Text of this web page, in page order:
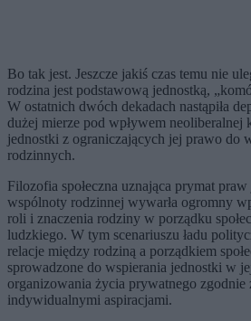
Bo tak jest. Jeszcze jakiś czas temu nie
rodzina jest podstawową jednostką,
W ostatnich dwóch dekadach nastąpiła
dużej mierze pod wpływem
jednostki z ograniczających jej prawo do
rodzinnych.
Filozofia społeczna uznająca prymat
wspólnoty rodzinnej wywarła ogromny
roli i znaczenia rodziny w porządku
ludzkiego. W tym scenariuszu ładu
relacje między rodziną a porządkiem
sprowadzone do wspierania jednostki w
organizowania życia prywatnego zgodnie
indywidualnymi aspiracjami.